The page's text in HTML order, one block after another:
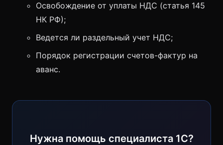
Освобождение от уплаты НДС (статья 145
НК РФ);
Ведется ли раздельный учет НДС;
Порядок регистрации счетов-фактур на
аванс.
Нужна помощь специалиста 1С?